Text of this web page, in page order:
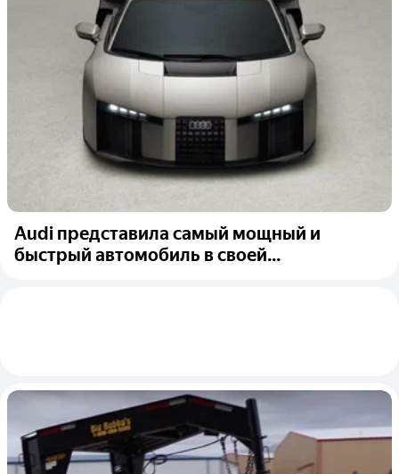
Audi представила самый мощный и
быстрый автомобиль в своей...